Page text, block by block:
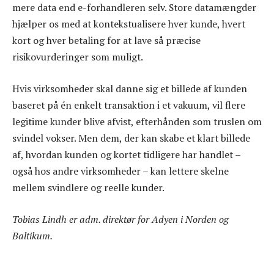
mere data end e-forhandleren selv. Store datamængder
hjælper os med at kontekstualisere hver kunde, hvert
kort og hver betaling for at lave så præcise
risikovurderinger som muligt.
Hvis virksomheder skal danne sig et billede af kunden
baseret på én enkelt transaktion i et vakuum, vil flere
legitime kunder blive afvist, efterhånden som truslen om
svindel vokser. Men dem, der kan skabe et klart billede
af, hvordan kunden og kortet tidligere har handlet –
også hos andre virksomheder – kan lettere skelne
mellem svindlere og reelle kunder.
Tobias Lindh er adm. direktør for Adyen i Norden og
Baltikum.